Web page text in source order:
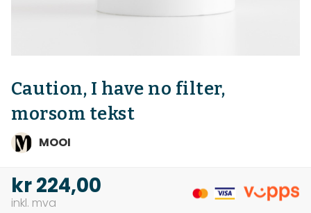
Caution, I have no filter,
morsom tekst
MOOI
kr224,00